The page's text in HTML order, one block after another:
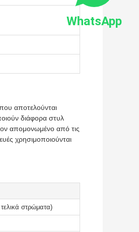
αποτελούνται
διάφορα στυλ
απομονωμένο από τις
χρησιμοποιούνται
στρώματα)
WhatsApp